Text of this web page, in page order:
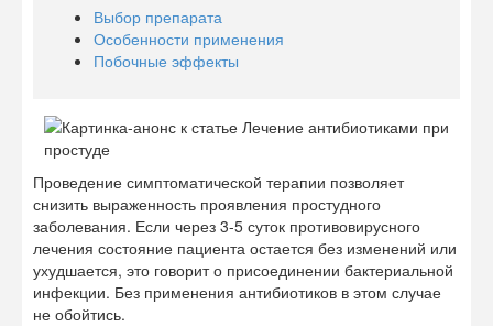
Выбор препарата
Особенности применения
Побочные эффекты
Проведение симптоматической терапии позволяет
снизить выраженность проявления простудного
заболевания. Если через 3-5 суток противовирусного
лечения состояние пациента остается без изменений или
ухудшается, это говорит о присоединении бактериальной
инфекции. Без применения антибиотиков в этом случае
не обойтись.